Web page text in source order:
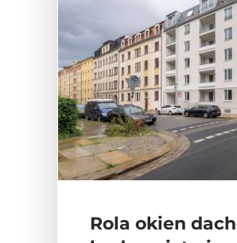
Rola okien